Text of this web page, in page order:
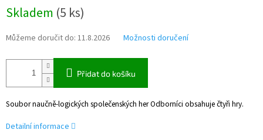
cena:
Skladem (5 ks)
Můžeme doručit do: 11.8.2026 Možnosti doručení
Přidat do košíku
Soubor naučně-logických společenských her Odborníci obsahuje čtyři hry.
Detailní informace